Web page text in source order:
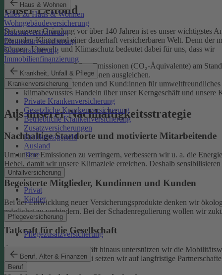
Haus & Wohnen
Alles zu Haus & Wohnen
Wohngebäudeversicherung
Hausratversicherung
Elementarversicherung
Glasversicherung
Immobilienfinanzierung
Krankheit, Unfall & Pflege
Krankenversicherung
Private Krankenversicherung
Gesetzliche Krankenversicherung
Betriebliche Krankenversicherung
Zusatzversicherungen
Krankentagegeld
Ausland
Tiere
Unfallversicherung
Privat
Kinder
Pflegeversicherung
Pflegezusatzversicherung
Beruf, Alter & Finanzen
Beruf
Unser Leitbild
Seit unserer Gründung vor über 140 Jahren ist es unser wichtigstes
gesunden Klima und einer dauerhaft versicherbaren Welt. Denn der
können.Umwelt- und Klimaschutz bedeutet dabei für uns, dass wir
unsere eigenen CO₂e-Emissionen (CO₂-Äquivalente) am
unvermeidliche Emissionen ausgleichen.
unsere Mitarbeitenden und Kund:innen für
klimabewusstes Handeln über unser Kerngeschäft und unsere
Aus unserer Nachhaltigkeitsstrategie
Nachhaltige Standorte und motivierte Mitarbeitende
Um unsere Emissionen zu verringern, verbessern wir u. a. die
Hebel, damit wir unsere Klimaziele erreichen. Deshalb
Begeisterte Mitglieder, Kundinnen und Kunden
Bei der Entwicklung neuer Versicherungsprodukte denken wir
möglichst zu verhindern. Bei der Schadenregulierung wollen wir
Tatkraft für die Gesellschaft
Über unser tägliches Geschäft hinaus unterstützen wir die
Klimaschutz widmen. Dabei setzen wir auf langfristige